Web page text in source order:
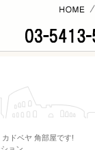
コンテンツ
カドベヤ 角部屋です!